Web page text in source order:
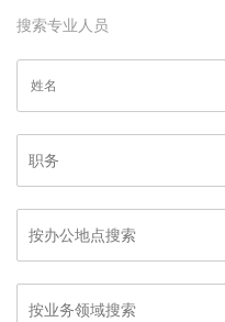
搜索专业人员